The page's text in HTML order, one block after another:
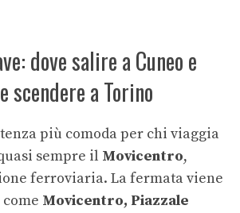
dove salire a Cuneo e
scendere a Torino
più comoda per chi viaggia
sempre il Movicentro,
ferroviaria. La fermata viene
Movicentro, Piazzale